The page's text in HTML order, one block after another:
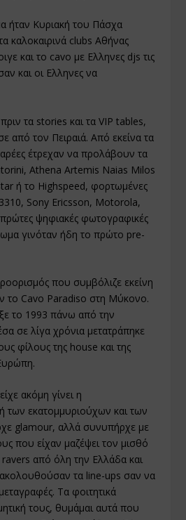
ήταν Κυριακή του Πάσχα
καλοκαιρινά clubs Αθήνας
και το cavo με Ελληνες djs τις
και οι Ελληνες να
τα stories και τα VIP tables,
από τον Πειραιά. Από εκείνα τα
έτρεχαν να προλάβουν τα
Athena Artemis Naias Milos
ή το Highspeed, φορτωμένες
Sony Ericsson, Motorola,
πρώτες ψηφιακές φωτογραφικές
γινόταν ήδη το πρώτο pre-
που συμβόλιζε εκείνη
το Cavo Paradiso στη Μύκονο.
το 1993 πάνω από την
σε λίγα χρόνια μετατράπηκε
φίλους της house και της
ακόμη γίνει η
των εκατομμυριούχων και των
glamour, αλλά συνυπήρχε με
που είχαν μαζέψει τον μισθό
ravers από όλη την Ελλάδα και
τα line-ups σαν να
Τα φοιτητικά
τους, θυμάμαι αυτά που